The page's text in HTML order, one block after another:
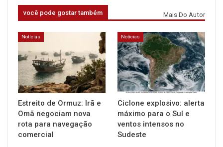
você pode gostar também Mais Do Autor
Notícias
Estreito de Ormuz: Irã e
Omã negociam nova
rota para navegação
comercial
Notícias
Ciclone explosivo: alerta
máximo para o Sul e
ventos intensos no
Sudeste